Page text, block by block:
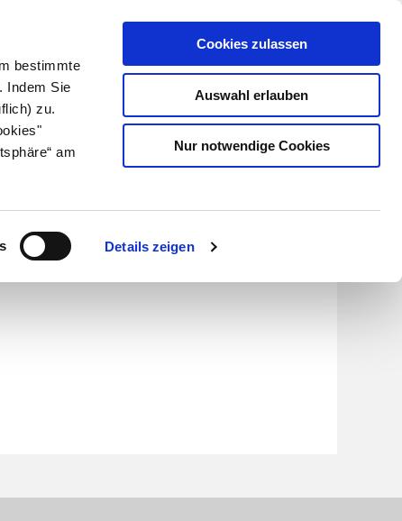
bestimmte
Indem Sie
zu.
am
Details zeigen
Cookies zulassen
Auswahl erlauben
Nur notwendige Cookies
Kundenlogin
Suche
Über uns